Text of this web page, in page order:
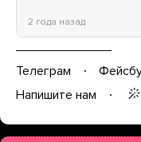
2 года назад
Телеграм
Напишите нам